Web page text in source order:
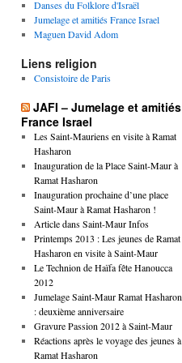
Danses du Folklore d'Israël
Jumelage et amitiés France Israel
Maguen David Adom
Liens religion
Consistoire de Paris
JAFI – Jumelage et amitiés
France Israel
Les Saint-Mauriens en visite à Ramat
Hasharon
Inauguration de la Place Saint-Maur à
Ramat Hasharon
Inauguration prochaine d’une place
Saint-Maur à Ramat Hasharon !
Article dans Saint-Maur Infos
Printemps 2013 : Les jeunes de Ramat
Hasharon en visite à Saint-Maur
Le Technion de Haïfa fête Hanoucca
2012
Jumelage Saint-Maur Ramat Hasharon
: deuxième anniversaire
Gravure Passion 2012 à Saint-Maur
Réactions après le voyage des jeunes à
Ramat Hasharon